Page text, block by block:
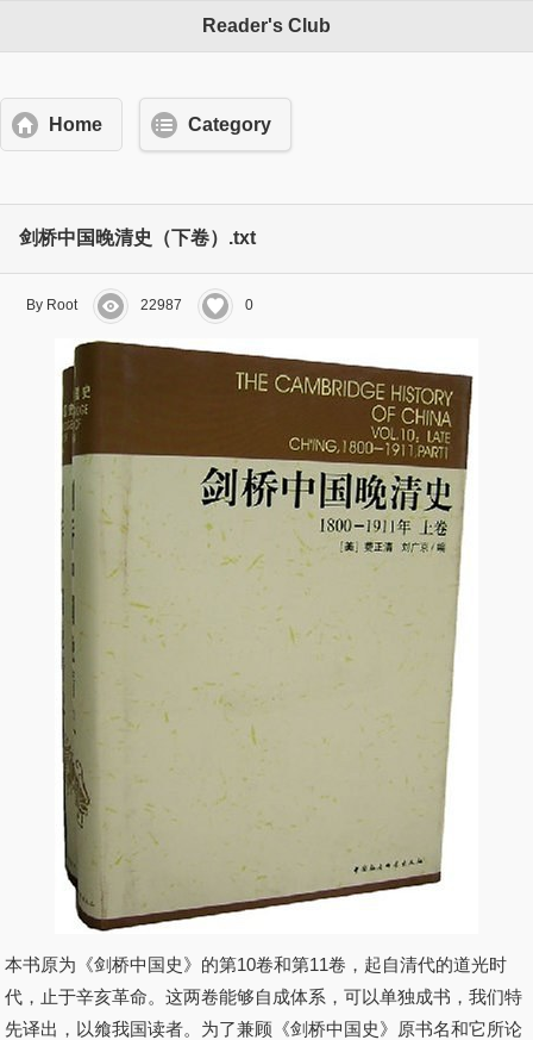
Reader's Club
Home Category
剑桥中国晚清史（下卷）.txt
By Root 22987 0
本书原为《剑桥中国史》的第10卷和第11卷，起自清代的道光时
代，止于辛亥革命。这两卷能够自成体系，可以单独成书，我们特
先译出，以飨我国读者。为了兼顾《剑桥中国史》原书名和它所论